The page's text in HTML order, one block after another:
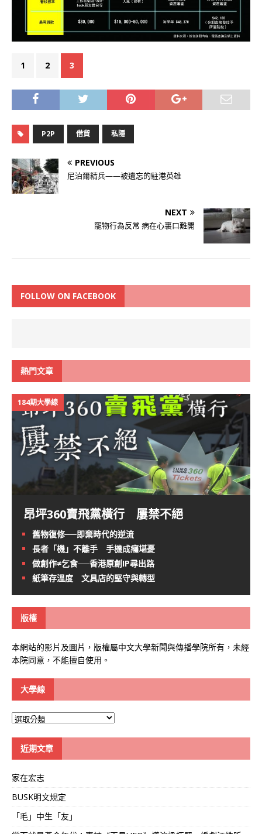
1 2 3
P2P 借貸 私隱
PREVIOUS
尼泊爾精兵——被遺忘的駐港英雄
NEXT
寵物行為反常 病在心裏口難開
FOLLOW ON FACEBOOK
熱門文章
184期大學線
昂坪360賣飛黨橫行 屢禁不絕
舊物復修──即棄時代的逆流
長者「機」不離手 手機成癮堪憂
做創作≠乞食──香港原創IP尋出路
紙筆存溫度 文具店的堅守與轉型
版權
本網站的影片及圖片，版權屬中文大學新聞與傳播學院所有，未經
本院同意，不能擅自使用。
大學線
大
近期文章
家在宏志
BUSK明文規定
「毛」中生「友」